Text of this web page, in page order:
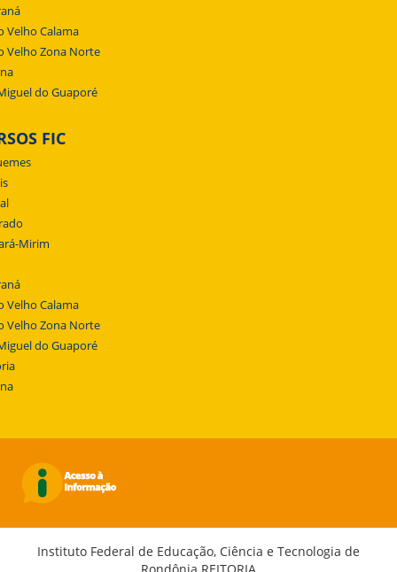
Velho Calama
Velho Zona Norte
do Guaporé
FIC
Mirim
Velho Calama
Velho Zona Norte
do Guaporé
Instituto Federal de Educação, Ciência e Tecnologia de